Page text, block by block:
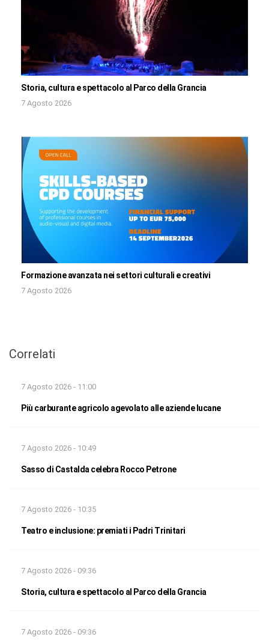
Storia, cultura e spettacolo al Parco della Grancia
7 Agosto 2026
Formazione avanzata nei settori culturali e creativi
7 Agosto 2026
Correlati
7 Agosto 2026 - 11:00
Più carburante agricolo agevolato alle aziende lucane
7 Agosto 2026 - 10:49
Sasso di Castalda celebra Rocco Petrone
7 Agosto 2026 - 10:35
Teatro e inclusione: premiati i Padri Trinitari
7 Agosto 2026 - 09:36
Storia, cultura e spettacolo al Parco della Grancia
7 Agosto 2026 - 09:36